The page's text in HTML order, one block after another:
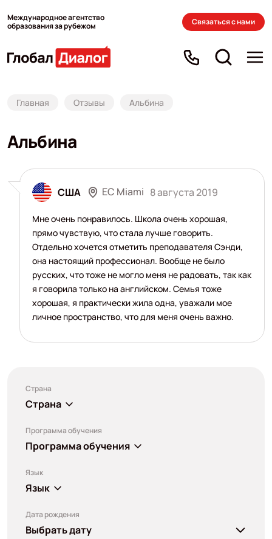
Международное агентство
образования за рубежом
Связаться с нами
Главная Отзывы Альбина
Альбина
США EC Miami 8 августа 2019
Мне очень понравилось. Школа очень хорошая,
прямо чувствую, что стала лучше говорить.
Отдельно хочется отметить преподавателя Сэнди,
она настоящий профессионал. Вообще не было
русских, что тоже не могло меня не радовать, так как
я говорила только на английском. Семья тоже
хорошая, я практически жила одна, уважали мое
личное пространство, что для меня очень важно.
Страна
Страна
Программа обучения
Программа обучения
Язык
Язык
Дата рождения
Выбрать дату